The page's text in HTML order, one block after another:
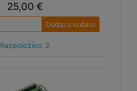
25,00 €
Dodaj u košaru
Raspoloživo: 2